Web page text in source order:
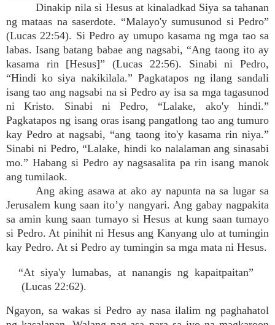
Dinakip nila si Hesus at kinaladkad Siya sa tahanan
ng mataas na saserdote. “Malayo'y sumusunod si Pedro”
(Lucas 22:54). Si Pedro ay umupo kasama ng mga tao sa
labas. Isang batang babae ang nagsabi, “Ang taong ito ay
kasama rin [Hesus]” (Lucas 22:56). Sinabi ni Pedro,
“Hindi ko siya nakikilala.” Pagkatapos ng ilang sandali
isang tao ang nagsabi na si Pedro ay isa sa mga tagasunod
ni Kristo. Sinabi ni Pedro, “Lalake, ako'y hindi.”
Pagkatapos ng isang oras isang pangatlong tao ang tumuro
kay Pedro at nagsabi, “ang taong ito'y kasama rin niya.”
Sinabi ni Pedro, “Lalake, hindi ko nalalaman ang sinasabi
mo.” Habang si Pedro ay nagsasalita pa rin isang manok
ang tumilaok.
Ang aking asawa at ako ay napunta na sa lugar sa
Jerusalem kung saan ito’y nangyari. Ang gabay nagpakita
sa amin kung saan tumayo si Hesus at kung saan tumayo
si Pedro. At pinihit ni Hesus ang Kanyang ulo at tumingin
kay Pedro. At si Pedro ay tumingin sa mga mata ni Hesus.
“At siya'y lumabas, at nanangis ng kapaitpaitan”
(Lucas 22:62).
Ngayon, sa wakas si Pedro ay nasa ilalim ng paghahatol